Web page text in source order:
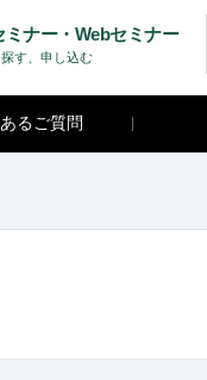
ミナー・Webセミナー
探す、申し込む
るご質問